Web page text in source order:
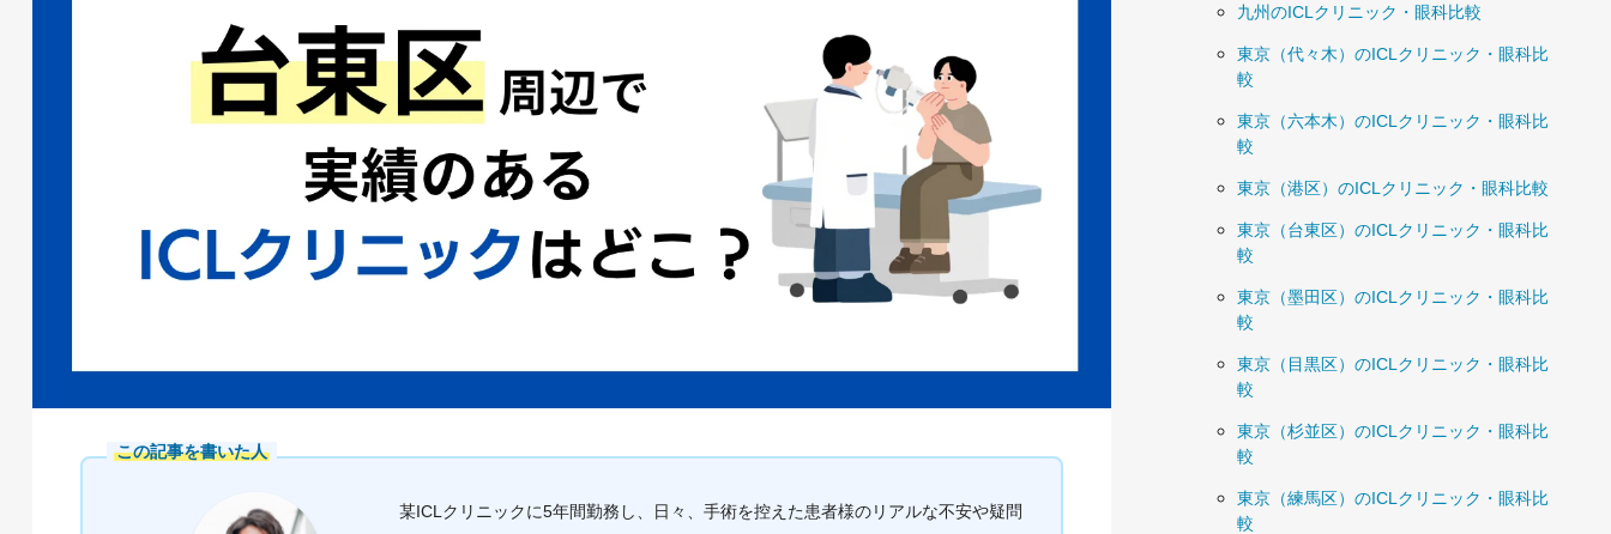
この記事を書いた人
某ICLクリニックに5年間勤務し、日々、手術を控えた患者様のリアルな不安や疑問
九州のICLクリニック・眼科比較
東京（代々木）のICLクリニック・眼科比
較
東京（六本木）のICLクリニック・眼科比
較
東京（港区）のICLクリニック・眼科比較
東京（台東区）のICLクリニック・眼科比
較
東京（墨田区）のICLクリニック・眼科比
較
東京（目黒区）のICLクリニック・眼科比
較
東京（杉並区）のICLクリニック・眼科比
較
東京（練馬区）のICLクリニック・眼科比
較